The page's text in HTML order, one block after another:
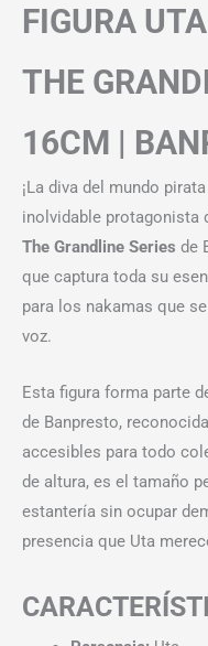
FIGURA
THE
16CM |
¡La diva del mundo
inolvidable protagonista
The Grandline Series de
que captura toda su
para los nakamas que
voz.
Esta figura forma parte
de Banpresto,
accesibles para todo
de altura, es el tamaño
estantería sin ocupar
presencia que Uta